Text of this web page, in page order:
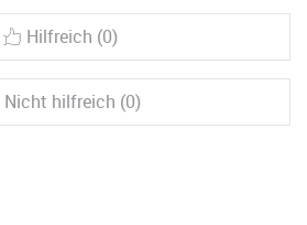
Hilfreich (0)
Nicht hilfreich (0)